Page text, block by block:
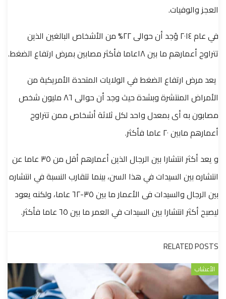
العجز والوفيات.
في عام ٢٠١٤ وُجد أن حوالى ٢٢% من الأشخاص البالغين الذين
تتراوح أعمارهم ما بين ١٨عاما فأكثر مصابين بمرض ارتفاع الضغط.
يعد مرض ارتفاع الضغط في الولايات المتحدة الأمريكية من
الأمراض المنتشرة وبشدة حيث وجد أن حوالى ٨٦ مليون شخص
مصابون به أى بمعدل واحد لكل ثلاثة أشخاص ممن تتراوح
أعمارهم مابين ٢٠ عاما فأكثر.
و يعد أكثر انتشارا بين الرجال الذين أعمارهم أقل من ٣٥ عاما عن
انتشاره بين السيدات في هذا السن، بينما تتقارب النسبة في انتشاره
بين الرجال والسيدات فى الأعمار ما بين ٣٥-٦٢ عاما، ولكنه يعود
ليصبح أكثر انتشارا بين السيدات في العمر ما بين ٦٥ عاما فأكثر.
RELATED POSTS
الأعشاب